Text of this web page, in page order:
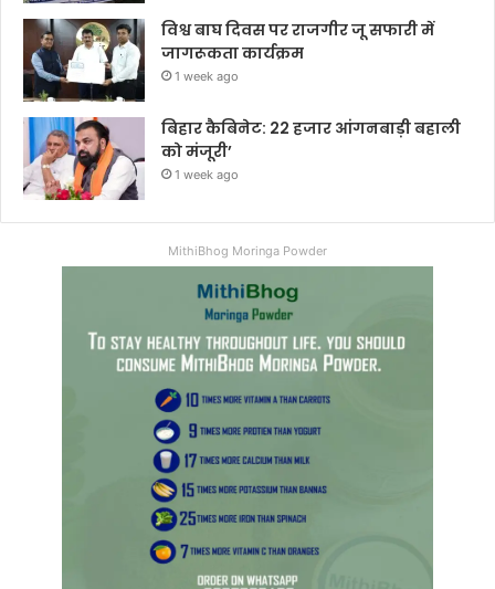
विश्व बाघ दिवस पर राजगीर जू सफारी में
जागरूकता कार्यक्रम
1 week ago
बिहार कैबिनेट: 22 हजार आंगनबाड़ी बहाली
को मंजूरी’
1 week ago
MithiBhog Moringa Powder